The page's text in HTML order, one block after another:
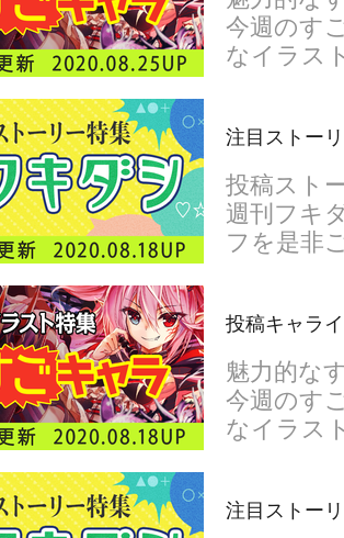
今週のす
なイラス
注目ストー
投稿スト
週刊フキ
フを是非
投稿キャラ
魅力的な
今週のす
なイラス
注目ストー